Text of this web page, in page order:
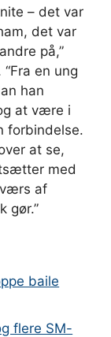
– det var
det var
på,”
en ung
han
at være i
forbindelse.
at se,
med
af
gør.”
baile
flere SM-